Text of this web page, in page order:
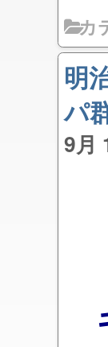
カ
明
パ
9月